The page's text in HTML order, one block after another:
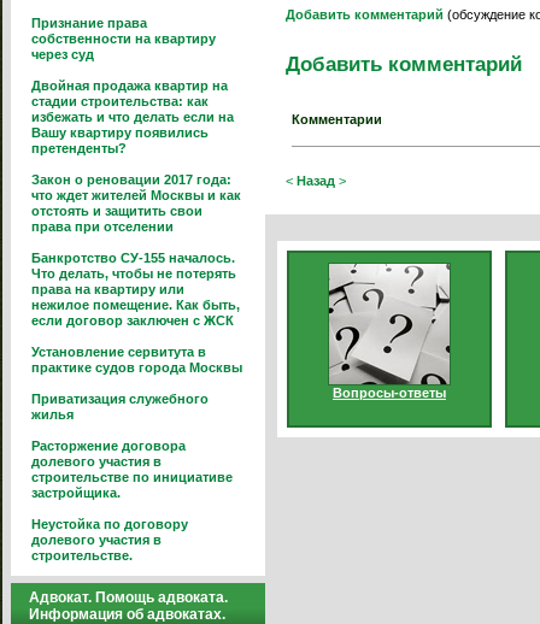
Признание права
собственности на квартиру
через суд
Двойная продажа квартир на
стадии строительства: как
избежать и что делать если на
Вашу квартиру появились
претенденты?
Закон о реновации 2017 года:
что ждет жителей Москвы и как
отстоять и защитить свои
права при отселении
Банкротство СУ-155 началось.
Что делать, чтобы не потерять
права на квартиру или
нежилое помещение. Как быть,
если договор заключен с ЖСК
Установление сервитута в
практике судов города Москвы
Приватизация служебного
жилья
Расторжение договора
долевого участия в
строительстве по инициативе
застройщика.
Неустойка по договору
долевого участия в
строительстве.
Адвокат. Помощь адвоката.
Информация об адвокатах.
Добавить комментарий (обсуждение
Добавить комментарий
Комментарии
< Назад >
Вопросы-ответы